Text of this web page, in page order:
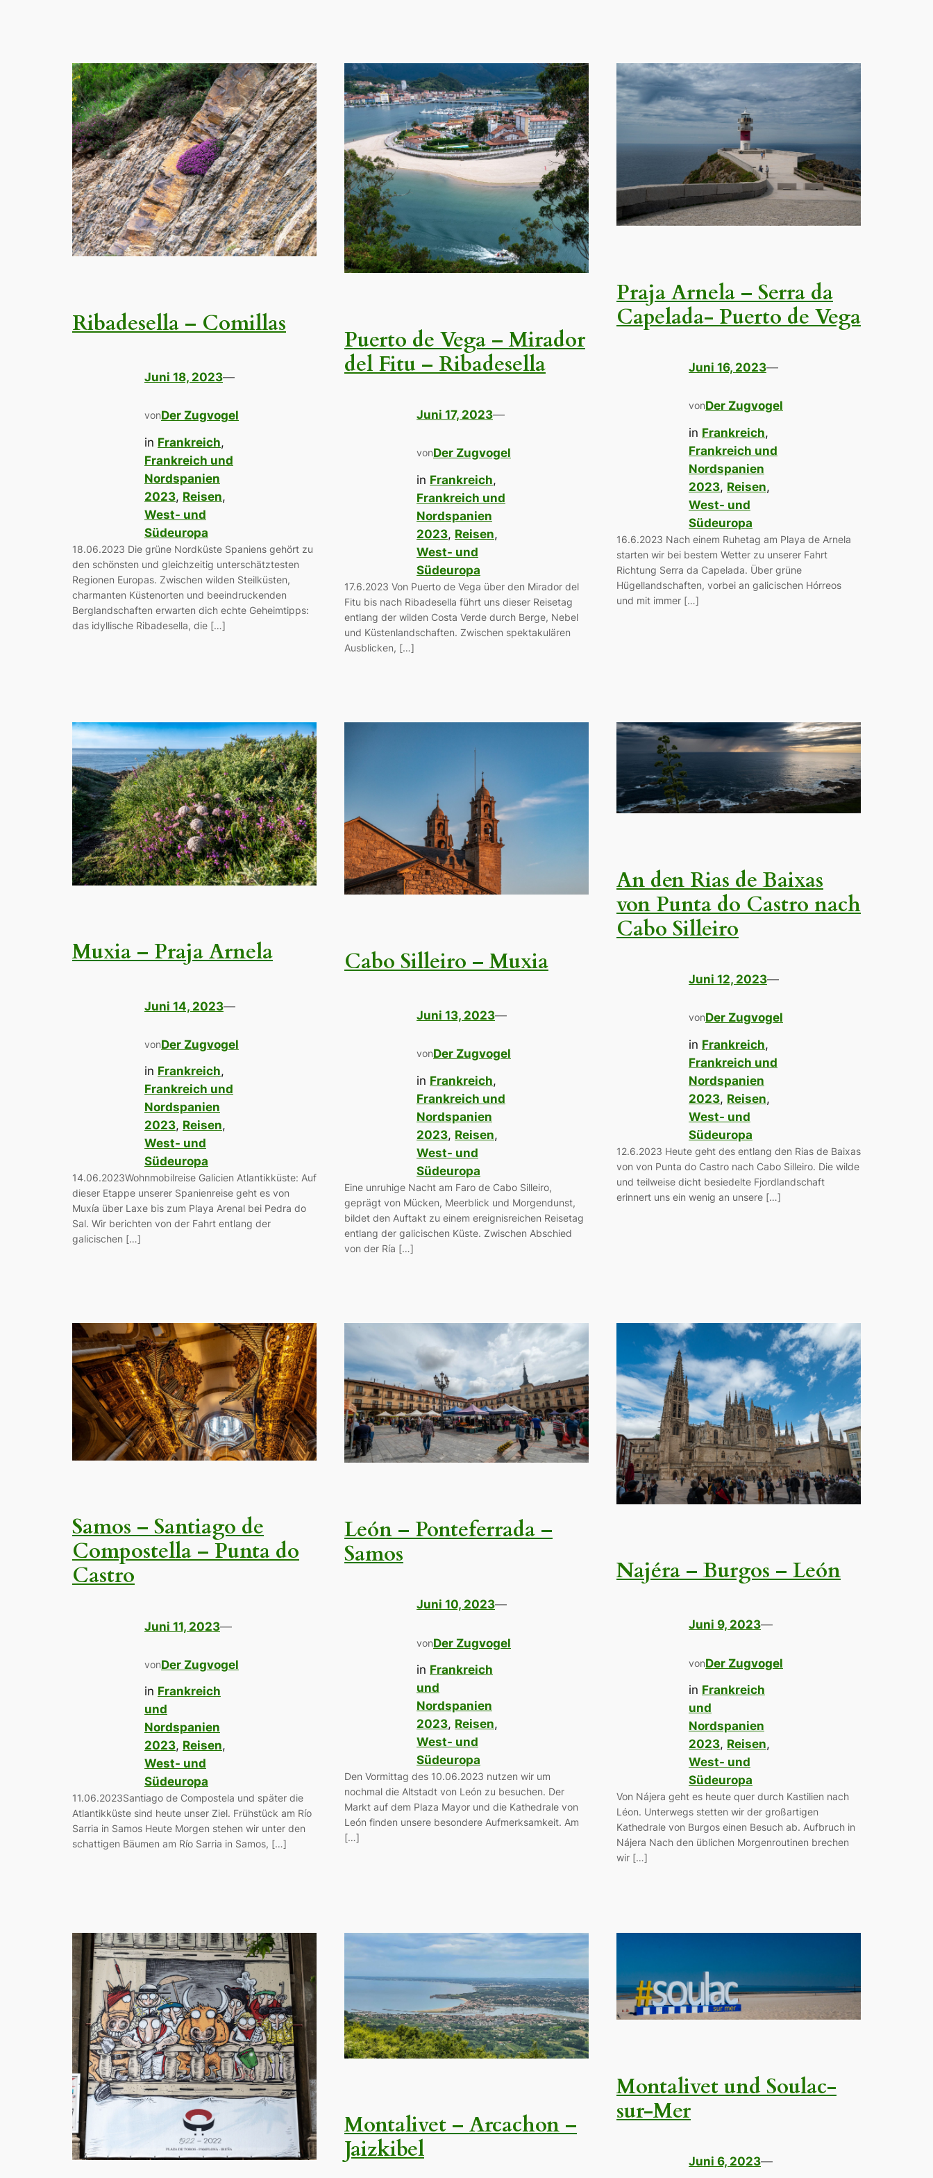
Ribadesella – Comillas
Juni 18, 2023—
vonDer Zugvogel
in Frankreich
Frankreich und
Nordspanien
2023, Reisen
West- und
Südeuropa
18.06.2023 Die grüne Nordküste Spaniens gehört zu
den schönsten und gleichzeitig unterschätztesten
Regionen Europas. Zwischen wilden Steilküsten,
charmanten Küstenorten und beeindruckenden
Berglandschaften erwarten dich echte Geheimtipps:
das idyllische Ribadesella, die […]
Puerto de Vega – Mirador
del Fitu – Ribadesella
Juni 17, 2023—
vonDer Zugvogel
in Frankreich
Frankreich und
Nordspanien
2023, Reisen
West- und
Südeuropa
17.6.2023 Von Puerto de Vega über den Mirador del
Fitu bis nach Ribadesella führt uns dieser Reisetag
entlang der wilden Costa Verde durch Berge, Nebel
und Küstenlandschaften. Zwischen spektakulären
Ausblicken, […]
Praja Arnela – Serra da
Capelada- Puerto de Vega
Juni 16, 2023—
vonDer Zugvogel
in Frankreich
Frankreich und
Nordspanien
2023, Reisen
West- und
Südeuropa
16.6.2023 Nach einem Ruhetag am Playa de Arnela
starten wir bei bestem Wetter zu unserer Fahrt
Richtung Serra da Capelada. Über grüne
Hügellandschaften, vorbei an galicischen Hórreos
und mit immer […]
Muxia – Praja Arnela
Juni 14, 2023—
vonDer Zugvogel
in Frankreich
Frankreich und
Nordspanien
2023, Reisen
West- und
Südeuropa
14.06.2023Wohnmobilreise Galicien Atlantikküste: Auf
dieser Etappe unserer Spanienreise geht es von
Muxía über Laxe bis zum Playa Arenal bei Pedra do
Sal. Wir berichten von der Fahrt entlang der
galicischen […]
Cabo Silleiro – Muxia
Juni 13, 2023—
vonDer Zugvogel
in Frankreich
Frankreich und
Nordspanien
2023, Reisen
West- und
Südeuropa
Eine unruhige Nacht am Faro de Cabo Silleiro,
geprägt von Mücken, Meerblick und Morgendunst,
bildet den Auftakt zu einem ereignisreichen Reisetag
entlang der galicischen Küste. Zwischen Abschied
von der Ría […]
An den Rias de Baixas
von Punta do Castro nach
Cabo Silleiro
Juni 12, 2023—
vonDer Zugvogel
in Frankreich
Frankreich und
Nordspanien
2023, Reisen
West- und
Südeuropa
12.6.2023 Heute geht des entlang den Rias de Baixas
von von Punta do Castro nach Cabo Silleiro. Die wilde
und teilweise dicht besiedelte Fjordlandschaft
erinnert uns ein wenig an unsere […]
Samos – Santiago de
Compostella – Punta do
Castro
Juni 11, 2023—
vonDer Zugvogel
in Frankreich
und
Nordspanien
2023, Reisen
West- und
Südeuropa
11.06.2023Santiago de Compostela und später die
Atlantikküste sind heute unser Ziel. Frühstück am Río
Sarria in Samos Heute Morgen stehen wir unter den
schattigen Bäumen am Río Sarria in Samos, […]
León – Ponteferrada –
Samos
Juni 10, 2023—
vonDer Zugvogel
in Frankreich
und
Nordspanien
2023, Reisen
West- und
Südeuropa
Den Vormittag des 10.06.2023 nutzen wir um
nochmal die Altstadt von León zu besuchen. Der
Markt auf dem Plaza Mayor und die Kathedrale von
León finden unsere besondere Aufmerksamkeit. Am
[…]
Najéra – Burgos – León
Juni 9, 2023—
vonDer Zugvogel
in Frankreich
und
Nordspanien
2023, Reisen
West- und
Südeuropa
Von Nájera geht es heute quer durch Kastilien nach
Léon. Unterwegs stetten wir der großartigen
Kathedrale von Burgos einen Besuch ab. Aufbruch in
Nájera Nach den üblichen Morgenroutinen brechen
wir […]
Montalivet – Arcachon –
Jaizkibel
Montalivet und Soulac-
sur-Mer
Juni 6, 2023—